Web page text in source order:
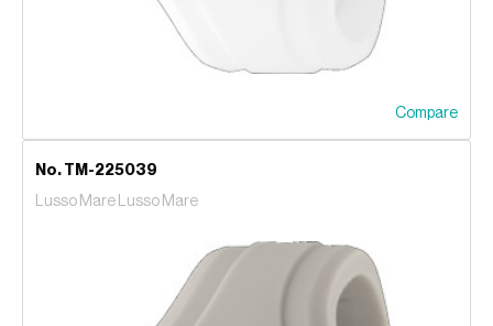
Compare
No. TM-225039
Lusso Mare Lusso Mare